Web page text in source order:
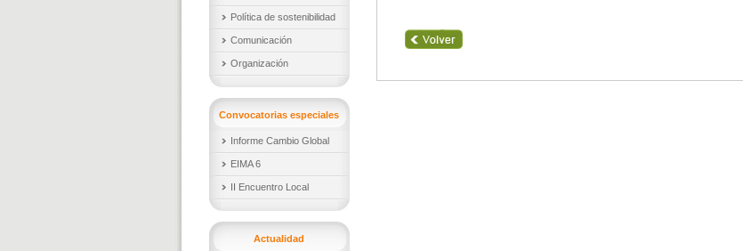
Política de sostenibilidad
Comunicación
Organización
Convocatorias especiales
Informe Cambio Global
EIMA 6
II Encuentro Local
Actualidad